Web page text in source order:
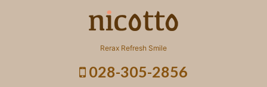
Rerax Refresh Smile
028-305-2856